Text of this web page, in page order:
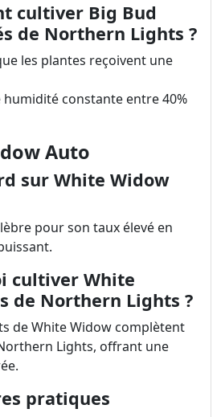
cultiver Big Bud
de Northern Lights ?
les plantes reçoivent une
constante entre 40%
Auto
sur White Widow
pour son taux élevé en
cultiver White
de Northern Lights ?
de White Widow complètent
Lights, offrant une
pratiques